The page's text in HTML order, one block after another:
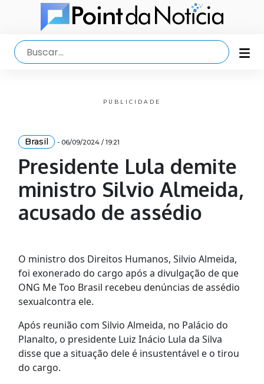
PUBLICIDADE
Brasil - 06/09/2024 / 19:21
Presidente Lula demite
ministro Silvio Almeida,
acusado de assédio
O ministro dos Direitos Humanos, Silvio Almeida,
foi exonerado do cargo após a divulgação de que
ONG Me Too Brasil recebeu denúncias de assédio
sexualcontra ele.
Após reunião com Silvio Almeida, no Palácio do
Planalto, o presidente Luiz Inácio Lula da Silva
disse que a situação dele é insustentável e o tirou
do cargo.